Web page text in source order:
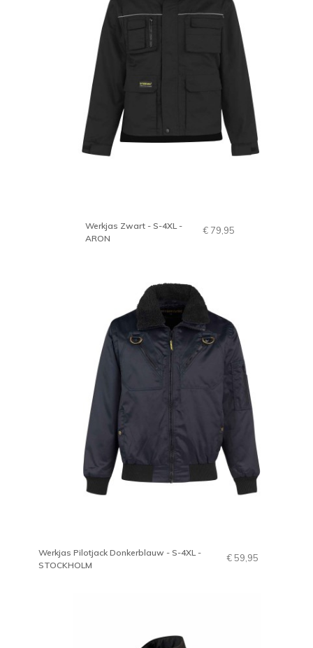
Werkjas Zwart - S-4XL -
ARON
€ 79,95
Werkjas Pilotjack Donkerblauw - S-4XL -
STOCKHOLM
€ 59,95